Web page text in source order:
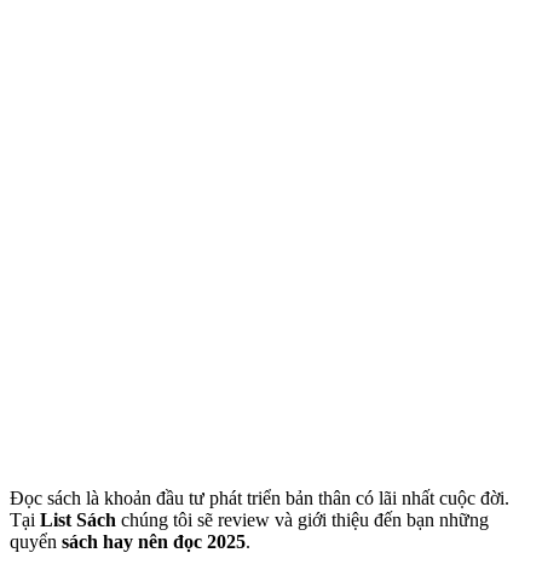
Đọc sách là khoản đầu tư phát triển bản thân có lãi nhất cuộc đời.
Tại List Sách chúng tôi sẽ review và giới thiệu đến bạn những
quyển sách hay nên đọc 2025.